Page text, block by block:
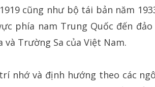
cũng như bộ tái bản năm
phía nam Trung Quốc đến đảo
và Trường Sa của Việt Nam.
nhớ và định hướng theo các